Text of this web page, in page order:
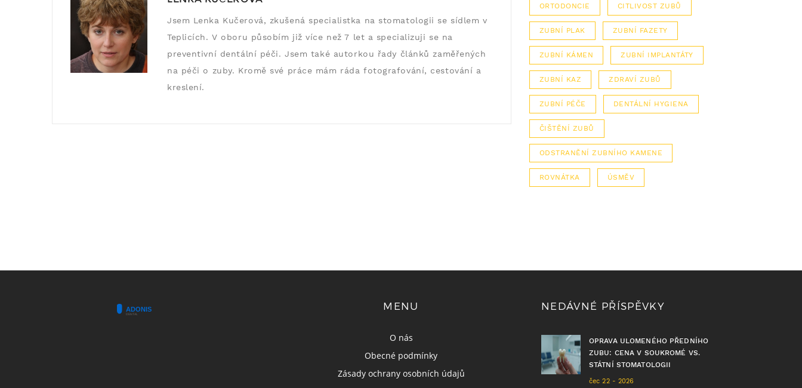
Jsem Lenka Kučerová, zkušená specialistka na stomatologii se sídlem v
Teplicích. V oboru působím již více než 7 let a specializuji se na
preventivní dentální péči. Jsem také autorkou řady článků zaměřených
na péči o zuby. Kromě své práce mám ráda fotografování, cestování a
kreslení.
ORTODONCIE CITLIVOST ZUBŮ
ZUBNÍ PLAK ZUBNÍ FAZETY
ZUBNÍ KÁMEN ZUBNÍ IMPLANTÁTY
ZUBNÍ KAZ ZDRAVÍ ZUBŮ
ZUBNÍ PÉČE DENTÁLNÍ HYGIENA
ČIŠTĚNÍ ZUBŮ
ODSTRANĚNÍ ZUBNÍHO KAMENE
ROVNÁTKA ÚSMĚV
MENU
O nás
Obecné podmínky
Zásady ochrany osobních údajů
NEDÁVNÉ PŘÍSPĚVKY
OPRAVA ULOMENÉHO PŘEDNÍHO
ZUBU: CENA V SOUKROMÉ VS.
STÁTNÍ STOMATOLOGII
čec 22 - 2026